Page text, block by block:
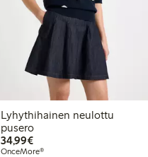
Lyhythihainen neulottu
pusero
34,99€34,99 €
OnceMore®